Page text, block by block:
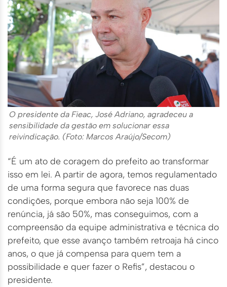
O presidente da Fieac, José Adriano, agradeceu a
sensibilidade da gestão em solucionar essa
reivindicação. (Foto: Marcos Araújo/Secom)
“É um ato de coragem do prefeito ao transformar
isso em lei. A partir de agora, temos regulamentado
de uma forma segura que favorece nas duas
condições, porque embora não seja 100% de
renúncia, já são 50%, mas conseguimos, com a
compreensão da equipe administrativa e técnica do
prefeito, que esse avanço também retroaja há cinco
anos, o que já compensa para quem tem a
possibilidade e quer fazer o Refis”, destacou o
presidente.